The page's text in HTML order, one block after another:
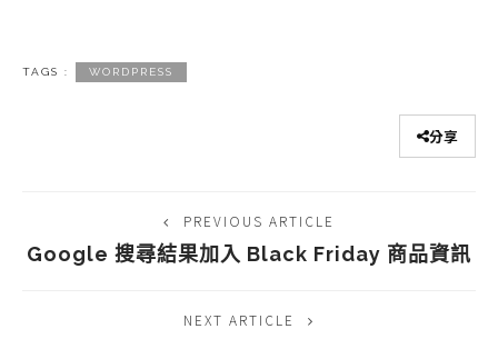
TAGS : WORDPRESS
分享
PREVIOUS ARTICLE
Google 搜尋結果加入 Black Friday 商品資訊
NEXT ARTICLE